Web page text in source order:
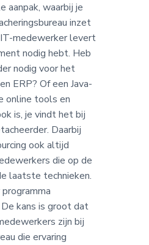
aanpak, waarbij je
inzet
medewerker levert
nodig hebt. Heb
nodig voor het
ERP? Of een Java-
online tools en
is, je vindt het bij
Daarbij
ook altijd
die op de
laatste technieken.
kans is groot dat
zijn bij
die ervaring